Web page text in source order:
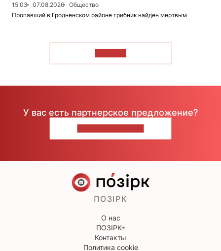
15:03
07.08.2026
Общество
Пропавший в Гродненском районе грибник найден мертвым
У вас есть партнерское предложение?
ПОЗІРК
О нас
ПОЗІРК+
Контакты
Политика cookie